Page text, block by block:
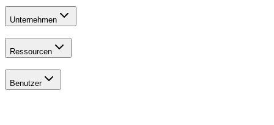
Unternehmen
Ressourcen
Benutzer